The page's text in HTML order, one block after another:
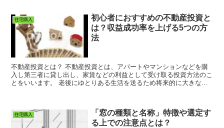
住宅購入
初心者におすすめの不動産投資と
は？収益成功率を上げる5つの方
法
不動産投資とは？ 不動産投資とは、アパートやマンションなどを購
入し第三者に貸し出し、家賃などの利益として受け取る投資方法のこ
とをいいます。 老後にゆとりある生活を送るため将来的に大きな利
住宅購入
「窓の種類と名称」特徴や選定す
る上での注意点とは？